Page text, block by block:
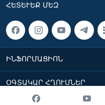
ՀԵՏԵՒԵՔ ՄԵԶ
ԻՆՖՈՐՄԱՑԻՈՆ
ՕԳՏԱԿԱՐ ՀՂՈՒՄՆԵՐ